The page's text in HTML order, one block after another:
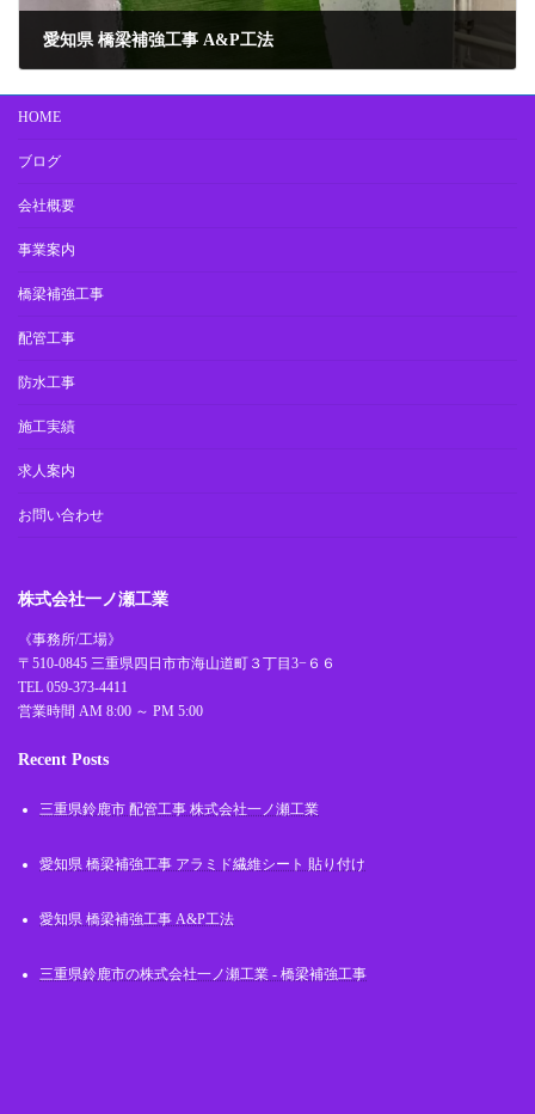
愛知県 橋梁補強工事 A&P工法
HOME
ブログ
会社概要
事業案内
橋梁補強工事
配管工事
防水工事
施工実績
求人案内
お問い合わせ
株式会社一ノ瀬工業
《事務所/工場》
〒510-0845 三重県四日市市海山道町３丁目3−６６
TEL 059-373-4411
営業時間 AM 8:00 ～ PM 5:00
Recent Posts
三重県鈴鹿市 配管工事 株式会社一ノ瀬工業
愛知県 橋梁補強工事 アラミド繊維シート 貼り付け
愛知県 橋梁補強工事 A&P工法
三重県鈴鹿市の株式会社一ノ瀬工業 - 橋梁補強工事